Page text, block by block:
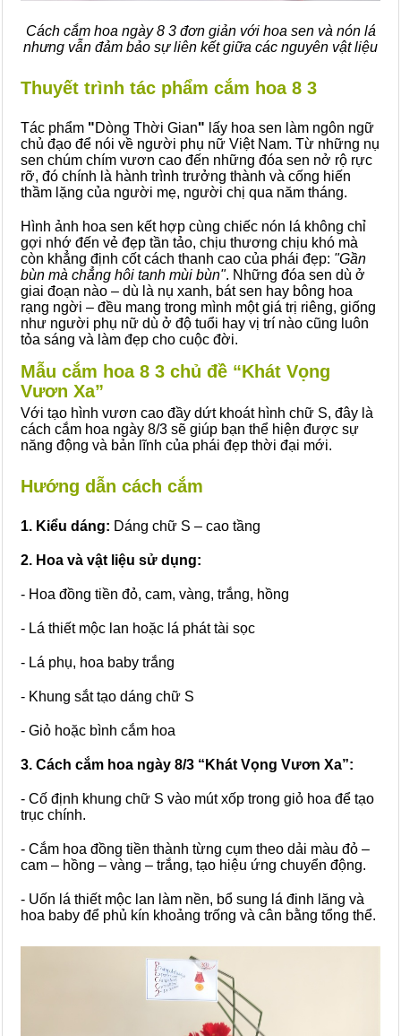
Cách cắm hoa ngày 8 3 đơn giản với hoa sen và nón lá
nhưng vẫn đảm bảo sự liên kết giữa các nguyên vật liệu
Thuyết trình tác phẩm cắm hoa 8 3
Tác phẩm "Dòng Thời Gian" lấy hoa sen làm ngôn ngữ
chủ đạo để nói về người phụ nữ Việt Nam. Từ những nụ
sen chúm chím vươn cao đến những đóa sen nở rộ rực
rỡ, đó chính là hành trình trưởng thành và cống hiến
thầm lặng của người mẹ, người chị qua năm tháng.
Hình ảnh hoa sen kết hợp cùng chiếc nón lá không chỉ
gợi nhớ đến vẻ đẹp tần tảo, chịu thương chịu khó mà
còn khẳng định cốt cách thanh cao của phái đẹp: "Gần
bùn mà chẳng hôi tanh mùi bùn". Những đóa sen dù ở
giai đoạn nào – dù là nụ xanh, bát sen hay bông hoa
rạng ngời – đều mang trong mình một giá trị riêng, giống
như người phụ nữ dù ở độ tuổi hay vị trí nào cũng luôn
tỏa sáng và làm đẹp cho cuộc đời.
Mẫu cắm hoa 8 3 chủ đề “Khát Vọng
Vươn Xa”
Với tạo hình vươn cao đầy dứt khoát hình chữ S, đây là
cách cắm hoa ngày 8/3 sẽ giúp bạn thể hiện được sự
năng động và bản lĩnh của phái đẹp thời đại mới.
Hướng dẫn cách cắm
1. Kiểu dáng: Dáng chữ S – cao tầng
2. Hoa và vật liệu sử dụng:
- Hoa đồng tiền đỏ, cam, vàng, trắng, hồng
- Lá thiết mộc lan hoặc lá phát tài sọc
- Lá phụ, hoa baby trắng
- Khung sắt tạo dáng chữ S
- Giỏ hoặc bình cắm hoa
3. Cách cắm hoa ngày 8/3 “Khát Vọng Vươn Xa”:
- Cố định khung chữ S vào mút xốp trong giỏ hoa để tạo
trục chính.
- Cắm hoa đồng tiền thành từng cụm theo dải màu đỏ –
cam – hồng – vàng – trắng, tạo hiệu ứng chuyển động.
- Uốn lá thiết mộc lan làm nền, bổ sung lá đinh lăng và
hoa baby để phủ kín khoảng trống và cân bằng tổng thể.